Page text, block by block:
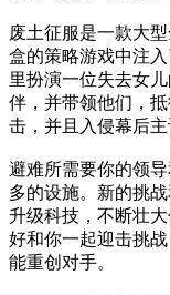
废土征服是一款大
盒的策略游戏中注
里扮演一位失去女
伴，并带领他们，
击，并且入侵幕后主
避难所需要你的领
多的设施。新的挑
升级科技，不断壮
好和你一起迎击挑
能重创对手。